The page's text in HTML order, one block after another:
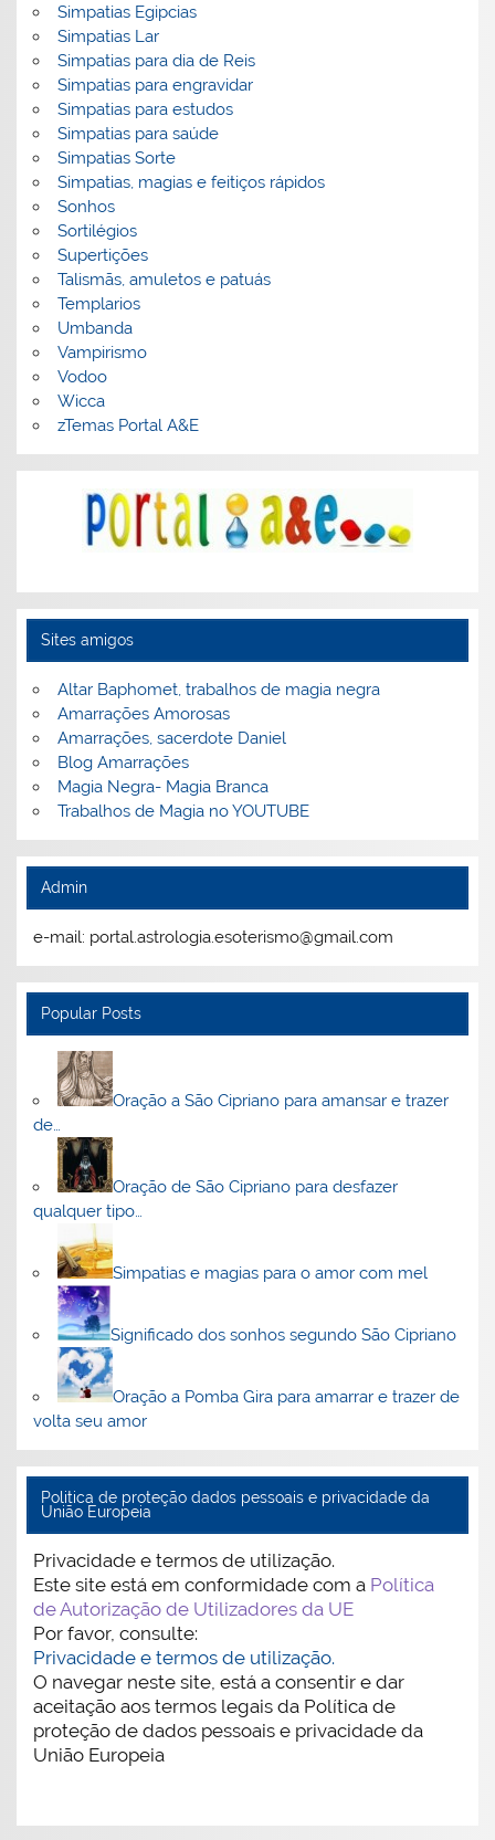
Simpatias Egipcias
Simpatias Lar
Simpatias para dia de Reis
Simpatias para engravidar
Simpatias para estudos
Simpatias para saúde
Simpatias Sorte
Simpatias, magias e feitiços rápidos
Sonhos
Sortilégios
Supertições
Talismãs, amuletos e patuás
Templarios
Umbanda
Vampirismo
Vodoo
Wicca
zTemas Portal A&E
Sites amigos
Altar Baphomet, trabalhos de magia negra
Amarrações Amorosas
Amarrações, sacerdote Daniel
Blog Amarrações
Magia Negra- Magia Branca
Trabalhos de Magia no YOUTUBE
Admin
e-mail: portal.astrologia.esoterismo@gmail.com
Popular Posts
Oração a São Cipriano para amansar e trazer
de…
Oração de São Cipriano para desfazer
qualquer tipo…
Simpatias e magias para o amor com mel
Significado dos sonhos segundo São Cipriano
Oração a Pomba Gira para amarrar e trazer de
volta seu amor
Politica de proteção dados pessoais e privacidade da
União Europeia
Privacidade e termos de utilização.
Este site está em conformidade com a Política
de Autorização de Utilizadores da UE
Por favor, consulte:
Privacidade e termos de utilização.
O navegar neste site, está a consentir e dar
aceitação aos termos legais da Política de
proteção de dados pessoais e privacidade da
União Europeia